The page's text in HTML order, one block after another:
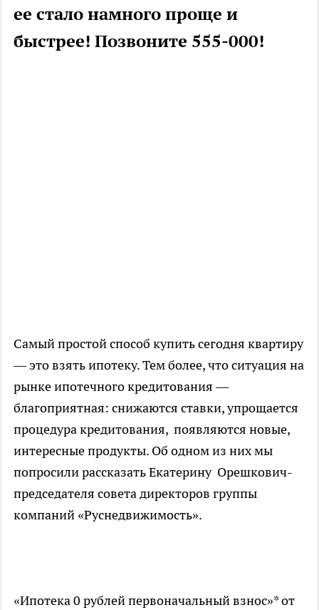
ее стало намного проще и
быстрее! Позвоните 555-000!
Самый простой способ купить сегодня квартиру
— это взять ипотеку. Тем более, что ситуация на
рынке ипотечного кредитования —
благоприятная: снижаются ставки, упрощается
процедура кредитования, появляются новые,
интересные продукты. Об одном из них мы
попросили рассказать Екатерину Орешкович-
председателя совета директоров группы
компаний «Руснедвижимость».
«Ипотека 0 рублей первоначальный взнос»* от